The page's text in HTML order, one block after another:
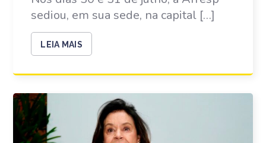
sediou, em sua sede, na capital […]
LEIA MAIS